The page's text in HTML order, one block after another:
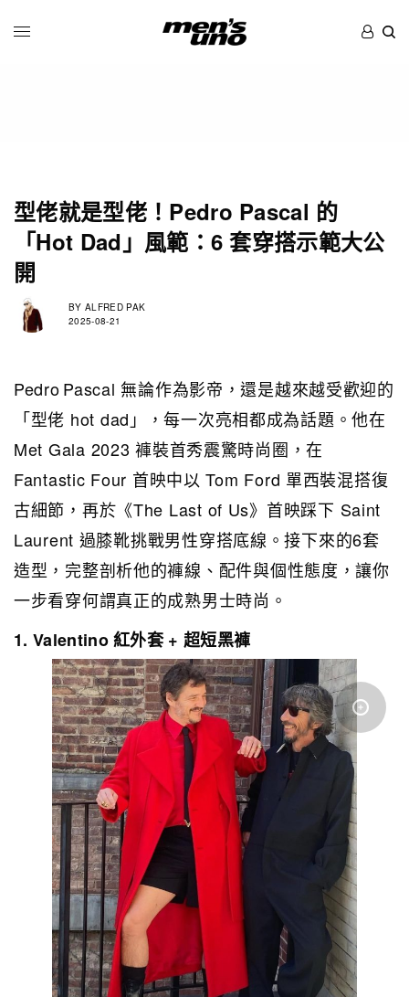
型佬就是型佬！Pedro Pascal 的
「Hot Dad」風範：6 套穿搭示範大公
開
BY ALFRED PAK
2025-08-21
Pedro Pascal 無論作為影帝，還是越來越受歡迎的
「型佬 hot dad」，每一次亮相都成為話題。他在
Met Gala 2023 褲裝首秀震驚時尚圈，在
Fantastic Four 首映中以 Tom Ford 單西裝混搭復
古細節，再於《The Last of Us》首映踩下 Saint
Laurent 過膝靴挑戰男性穿搭底線。接下來的6套
造型，完整剖析他的褲線、配件與個性態度，讓你
一步看穿何謂真正的成熟男士時尚。
1. Valentino 紅外套 + 超短黑褲